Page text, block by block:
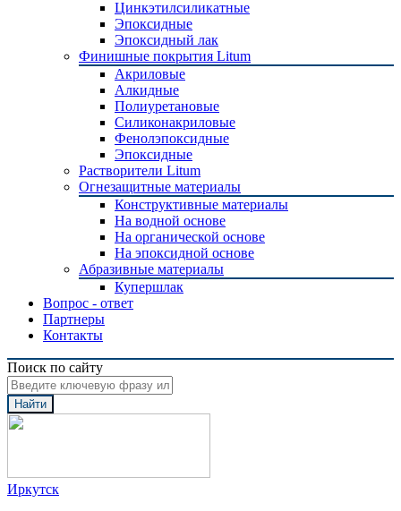
Цинкэтилсиликатные
Эпоксидные
Эпоксидный лак
Финишные покрытия Litum
Акриловые
Алкидные
Полиуретановые
Силиконакриловые
Фенолэпоксидные
Эпоксидные
Растворители Litum
Огнезащитные материалы
Конструктивные материалы
На водной основе
На органической основе
На эпоксидной основе
Абразивные материалы
Купершлак
Вопрос - ответ
Партнеры
Контакты
Поиск по сайту
Найти
Иркутск